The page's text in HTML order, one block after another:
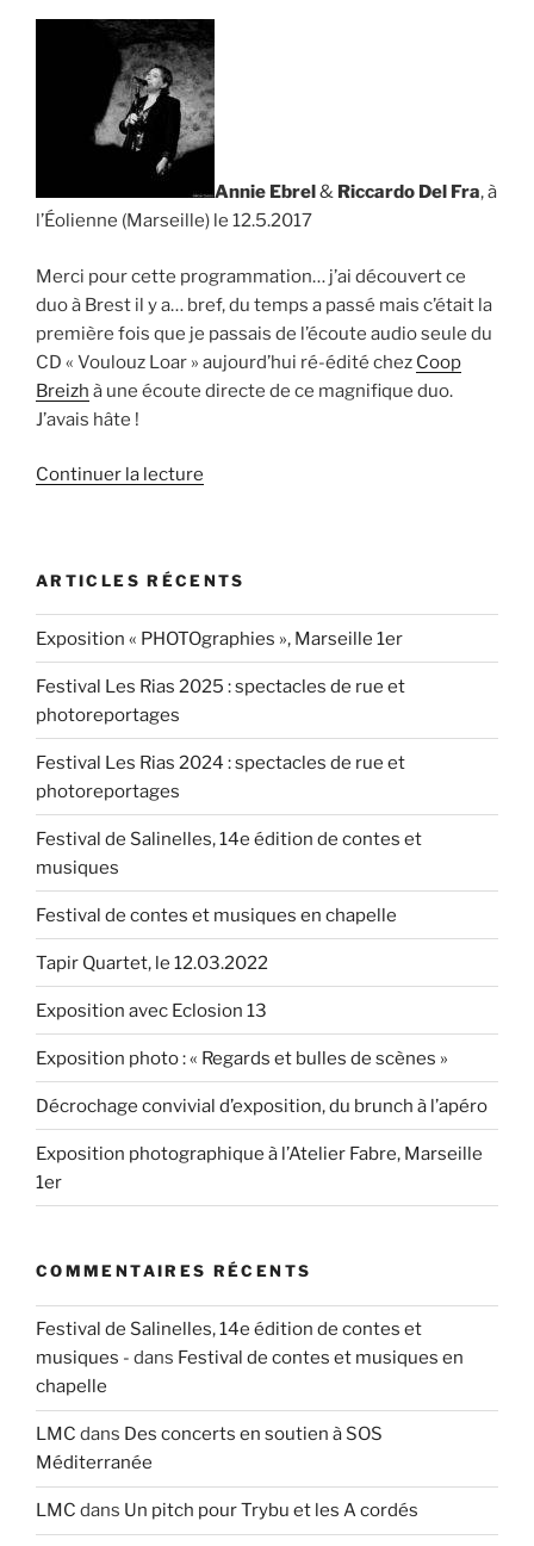
nouvelle
création
des
Monts
Rieurs »
Annie Ebrel& Riccardo Del Fra, à
l’Éolienne (Marseille) le 12.5.2017
Merci pour cette programmation… j’ai découvert ce
duo à Brest il y a… bref, du temps a passé mais c’était la
première fois que je passais de l’écoute audio seule du
CD « Voulouz Loar » aujourd’hui ré-édité chez Coop
Breizh à une écoute directe de ce magnifique duo.
J’avais hâte !
Continuer la lecture
Riccardo
Del
Fra,
le
12.5.2017 »
ARTICLES RÉCENTS
Exposition « PHOTOgraphies », Marseille 1er
Festival Les Rias 2025 : spectacles de rue et
photoreportages
Festival Les Rias 2024 : spectacles de rue et
photoreportages
Festival de Salinelles, 14e édition de contes et
musiques
Festival de contes et musiques en chapelle
Tapir Quartet, le 12.03.2022
Exposition avec Eclosion 13
Exposition photo : « Regards et bulles de scènes »
Décrochage convivial d’exposition, du brunch à l’apéro
Exposition photographique à l’Atelier Fabre, Marseille
1er
COMMENTAIRES RÉCENTS
Festival de Salinelles, 14e édition de contes et
musiques - dans Festival de contes et musiques en
chapelle
LMC dans Des concerts en soutien à SOS
Méditerranée
LMC dans Un pitch pour Trybu et les A cordés